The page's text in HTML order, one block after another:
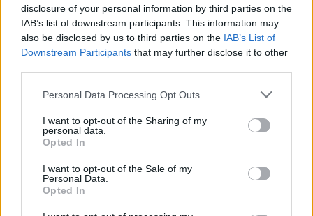
disclosure of your personal information by third parties on the
IAB’s list of downstream participants. This information may
also be disclosed by us to third parties on the IAB’s List of
Downstream Participants that may further disclose it to other
Personal Data Processing Opt Outs
I want to opt-out of the Sharing of my
personal data.
Opted In
I want to opt-out of the Sale of my
Personal Data.
Opted In
angelo e demone preferiti. Ed ecco le risposte in cui speravate.
Torneremo a Soho per svelare, attraverso viaggi nel tempo e nello
spazio, un mistero che ha inizio con un angelo che se ne va in giro per
Soho senza memoria”.
Douglas Mackinnonha aggiunto: “Portare Good Omens nella mia
patria in Scozia per girare una seconda stagione è per me un sogno
che si realizza. E con Michael Sheen e David Tennant nuovamente nei
ruoli di Azraphel e Crowley abbiamo realmente un angelo e un
demone al nostro fianco”.